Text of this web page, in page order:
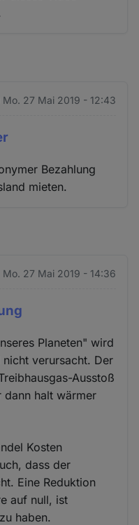
Mo. 27 Mai 2019 - 12:43
Bezahlung
mieten.
Mo. 27 Mai 2019 - 14:36
Planeten" wird
verursacht. Der
Ausstoß
halt wärmer
Kosten
dass der
Eine Reduktion
auf null, ist
haben.